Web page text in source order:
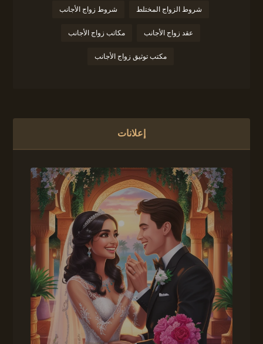
شروط الزواج المختلط شروط زواج الأجانب
عقد زواج الأجانب مكاتب زواج الأجانب
مكتب توثيق زواج الأجانب
إعلانات